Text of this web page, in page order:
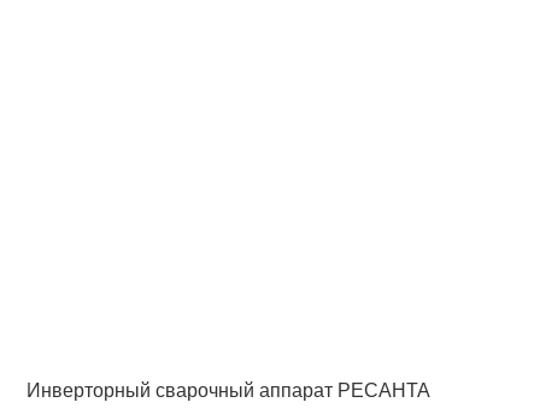
Инверторный сварочный аппарат РЕСАНТА